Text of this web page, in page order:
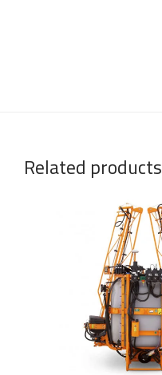
Related products